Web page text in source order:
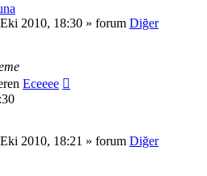
2010, 18:30 » forum Diğer
Eceeee
2010, 18:21 » forum Diğer